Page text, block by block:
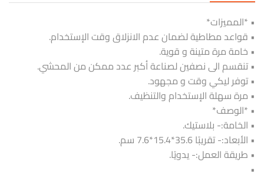
• *المميزات*
• قواعد مطاطية لضمان عدم الانزلاق وقت الإستخدام.
• خامة مرة متينة و قوية.
• تنقسم الى نصفين لصناعة أكبر عدد ممكن من المحشي.
• توفر ليكي وقت و مجهود.
• مرة سهلة الإستخدام والتنظيف.
• *الوصف*
• الخامة:- بلاستيك.
• الأبعاد:- تقريبًا 35.6*15.4*7.6 سم.
• طريقة العمل:- يدويًا.
•